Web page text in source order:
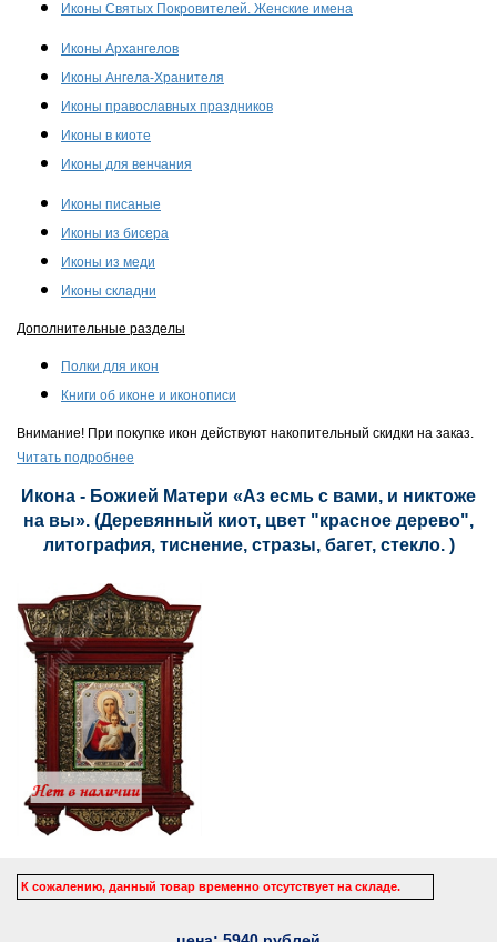
Иконы Святых Покровителей. Женские имена
Иконы Архангелов
Иконы Ангела-Хранителя
Иконы православных праздников
Иконы в киоте
Иконы для венчания
Иконы писаные
Иконы из бисера
Иконы из меди
Иконы складни
Дополнительные разделы
Полки для икон
Книги об иконе и иконописи
Внимание! При покупке икон действуют накопительный скидки на заказ.
Читать подробнее
Икона - Божией Матери «Аз есмь с вами, и никтоже
на вы». (Деревянный киот, цвет "красное дерево",
литография, тиснение, стразы, багет, стекло. )
К сожалению, данный товар временно отсутствует на складе.